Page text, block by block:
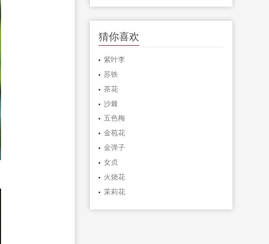
猜你喜欢
紫叶李
苏铁
茶花
沙棘
五色梅
金苞花
金弹子
女贞
火烧花
茉莉花